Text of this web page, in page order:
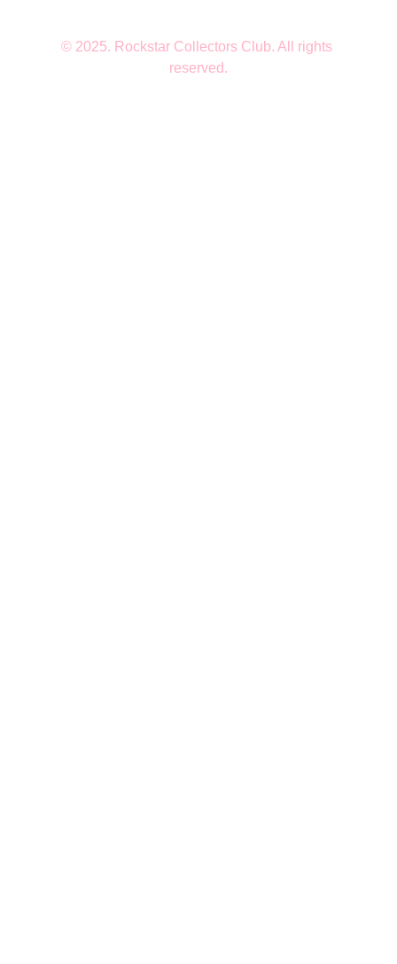
© 2025. Rockstar Collectors Club. All rights
reserved.